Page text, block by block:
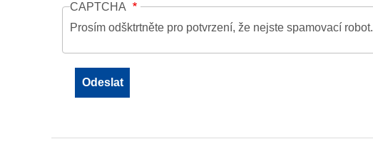
CAPTCHA
Prosím odšktrtněte pro potvrzení, že nejste spamovací robot.